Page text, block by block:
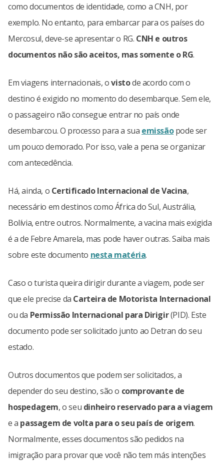
como documentos de identidade, como a CNH, por
exemplo. No entanto, para embarcar para os países do
Mercosul, deve-se apresentar o RG. CNH e outros
documentos não são aceitos, mas somente o RG.
Em viagens internacionais, ovistode acordo com o
destino é exigido no momento do desembarque. Sem ele,
o passageiro não consegue entrar no país onde
desembarcou. O processo para a sua emissãopode ser
um pouco demorado. Por isso, vale a pena se organizar
com antecedência.
Há, ainda, o Certificado Internacional de Vacina,
necessário em destinos como África do Sul, Austrália,
Bolívia, entre outros. Normalmente, a vacina mais exigida
é a de Febre Amarela, mas pode haver outras. Saiba mais
sobre este documento nesta matéria.
Caso o turista queira dirigir durante a viagem, pode ser
que ele precise da Carteira de Motorista Internacional
ou da Permissão Internacional para Dirigir(PID). Este
documento pode ser solicitado junto ao Detran do seu
estado.
Outros documentos que podem ser solicitados, a
depender do seu destino, são o comprovante de
hospedagem, o seu dinheiro reservado para a viagem
e a passagem de volta para o seu país de origem.
Normalmente, esses documentos são pedidos na
imigração para provar que você não tem más intenções